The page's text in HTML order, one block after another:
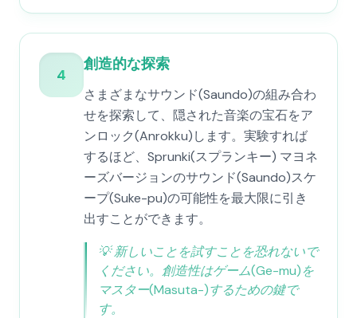
4
創造的な探索
さまざまなサウンド(Saundo)の組み合わ
せを探索して、隠された音楽の宝石をア
ンロック(Anrokku)します。実験すれば
するほど、Sprunki(スプランキー) マヨネ
ーズバージョンのサウンド(Saundo)スケ
ープ(Suke-pu)の可能性を最大限に引き
出すことができます。
💡新しいことを試すことを恐れないで
ください。創造性はゲーム(Ge-mu)を
マスター(Masuta-)するための鍵で
す。